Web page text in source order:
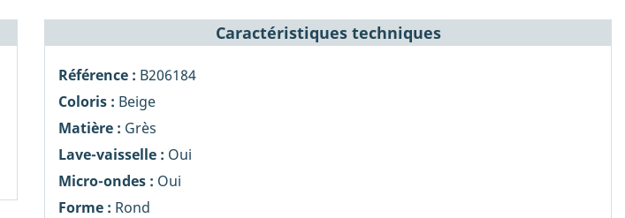
Caractéristiques techniques
Référence : B206184
Coloris : Beige
Matière : Grès
Lave-vaisselle : Oui
Micro-ondes : Oui
Forme : Rond